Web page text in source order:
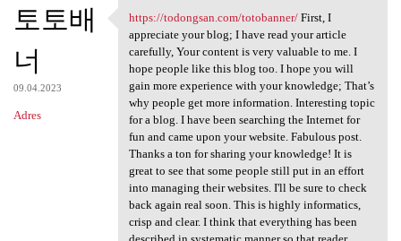
토토배
너
09.04.2023
Adres
https://todongsan.com
https://todongsan.com/totobanner/First, I
appreciate your blog; I have read your article
carefully, Your content is very valuable to me. I
hope people like this blog too. I hope you will
gain more experience with your knowledge; That’s
why people get more information. Interesting topic
for a blog. I have been searching the Internet for
fun and came upon your website. Fabulous post.
Thanks a ton for sharing your knowledge! It is
great to see that some people still put in an effort
into managing their websites. I'll be sure to check
back again real soon. This is highly informatics,
crisp and clear. I think that everything has been